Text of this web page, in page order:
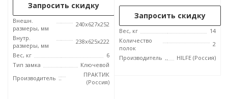
Запросить скидку
Внешн.
размеры, мм
240x627x252
Внутр.
размеры, мм
238х625х222
Вес, кг
6
Тип замка
Ключевой
Производитель
ПРАКТИК
(Россия)
Запросить скидку
Вес, кг
14
Количество
полок
2
Производитель
HILFE (Россия)